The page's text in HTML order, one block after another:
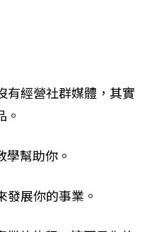
有經營社群媒體，其實
幫助你。
發展你的事業。